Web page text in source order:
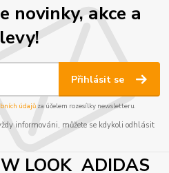
novinky, akce a
Přihlásit se
údajůza účelem rozesílky newsletteru.
informováni, můžete se kdykoli odhlásit
LOOK ADIDAS